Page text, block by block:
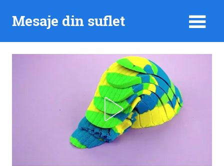
Mesaje din suflet